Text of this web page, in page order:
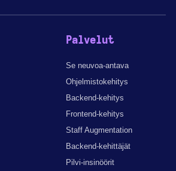
Palvelut
Se neuvoa-antava
Ohjelmistokehitys
Backend-kehitys
Frontend-kehitys
Staff Augmentation
Backend-kehittäjät
Pilvi-insinöörit